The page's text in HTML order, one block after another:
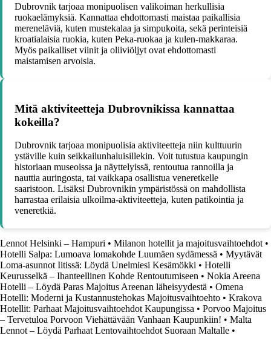
Dubrovnik tarjoaa monipuolisen valikoiman herkullisia
ruokaelämyksiä. Kannattaa ehdottomasti maistaa paikallisia
mereneläviä, kuten mustekalaa ja simpukoita, sekä perinteisiä
kroatialaisia ruokia, kuten Peka-ruokaa ja kulen-makkaraa.
Myös paikalliset viinit ja oliiviöljyt ovat ehdottomasti
maistamisen arvoisia.
Mitä aktiviteetteja Dubrovnikissa kannattaa
kokeilla?
Dubrovnik tarjoaa monipuolisia aktiviteetteja niin kulttuurin
ystäville kuin seikkailunhaluisillekin. Voit tutustua kaupungin
historiaan museoissa ja näyttelyissä, rentoutua rannoilla ja
nauttia auringosta, tai vaikkapa osallistua veneretkelle
saaristoon. Lisäksi Dubrovnikin ympäristössä on mahdollista
harrastaa erilaisia ulkoilma-aktiviteetteja, kuten patikointia ja
veneretkiä.
Lennot Helsinki – Hampuri • Milanon hotellit ja majoitusvaihtoehdot •
Hotelli Salpa: Lumoava lomakohde Luumäen sydämessä • Myytävät
Loma-asunnot Iitissä: Löydä Unelmiesi Kesämökki • Hotelli
Keurusselkä – Ihanteellinen Kohde Rentoutumiseen • Nokia Areena
Hotelli – Löydä Paras Majoitus Areenan läheisyydestä • Omena
Hotelli: Moderni ja Kustannustehokas Majoitusvaihtoehto • Krakova
Hotellit: Parhaat Majoitusvaihtoehdot Kaupungissa • Porvoo Majoitus
– Tervetuloa Porvoon Viehättävään Vanhaan Kaupunkiin! • Malta
Lennot – Löydä Parhaat Lentovaihtoehdot Suoraan Maltalle •